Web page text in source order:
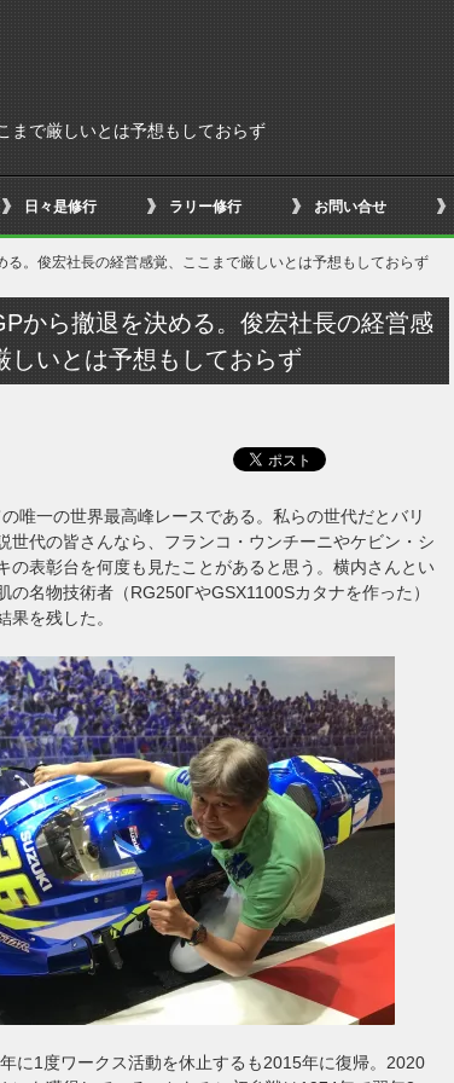
まで厳しいとは予想もしておらず
日々是修行 ラリー修行 お問い合せ
る。俊宏社長の経営感覚、ここまで厳しいとは予想もしておらず
から撤退を決める。俊宏社長の経営感
しいとは予想もしておらず
唯一の世界最高峰レースである。私らの世代だとバリ
世代の皆さんなら、フランコ・ウンチーニやケビン・シ
の表彰台を何度も見たことがあると思う。横内さんとい
の名物技術者（RG250ΓやGSX1100Sカタナを作った）
果を残した。
に1度ワークス活動を休止するも2015年に復帰。2020